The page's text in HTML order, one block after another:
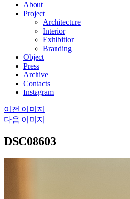
About
Project
Architecture
Interior
Exhibition
Branding
Object
Press
Archive
Contacts
Instagram
이전 이미지
다음 이미지
DSC08603